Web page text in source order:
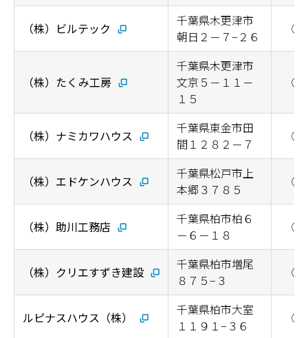
（株）ビルテック
千葉県木更津市
朝日２－７−２６
◯
（株）たくみ工房
千葉県木更津市
文京５－１１－
１５
◯
（株）ナミカワハウス
千葉県東金市田
間１２８２－７
◯
（株）エドケンハウス
千葉県松戸市上
本郷３７８５
◯
（株）助川工務店
千葉県柏市柏６
－６－１８
◯
（株）クリエすずき建設
千葉県柏市増尾
８７５−３
◯
ルピナスハウス（株）
千葉県柏市大室
１１９１−３６
◯